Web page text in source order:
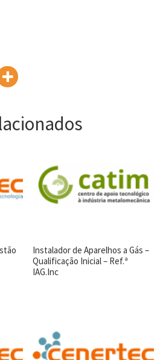
Instalador de Aparelhos a Gás –
Qualificação Inicial – Ref.ª
IAG.Inc